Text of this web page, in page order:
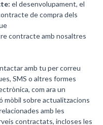
el desenvolupament, el
de compra dels
contracte amb nosaltres
amb tu per correu
SMS o altres formes
com ara un
mòbil sobre actualitzacions
amb les
contractats, incloses les